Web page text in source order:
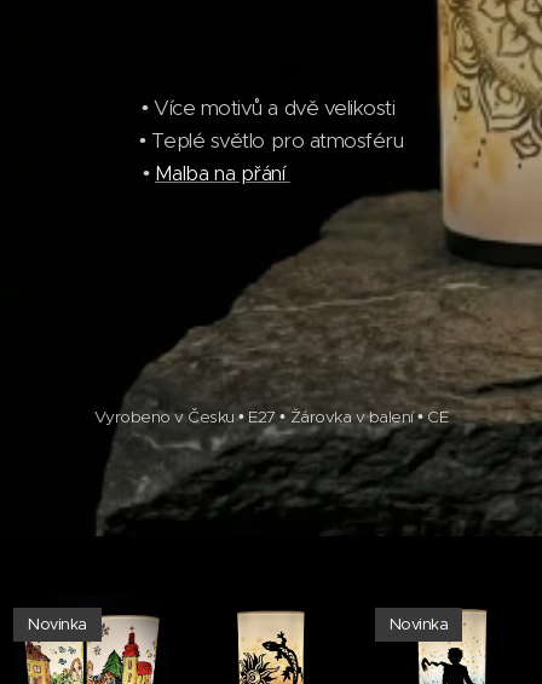
• Více motivů a dvě velikosti
• Teplé světlo pro atmosféru
• Malba na přání
Vyrobeno v Česku • E27 • Žárovka v balení • CE
Novinka Novinka